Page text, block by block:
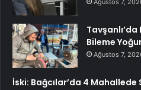
Ağustos 7,
Bileme
Ağustos 7,
İski: Bağcılar’da 4 Mahallede